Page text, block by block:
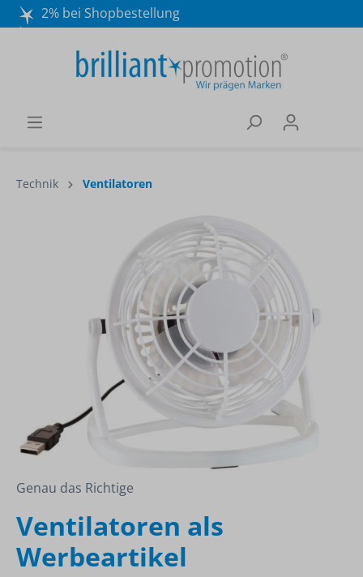
2% bei Shopbestellung
Wir beraten Sie gerne:
040 / 570 18 25 70
Technik Ventilatoren
Genau das Richtige
Ventilatoren als
Werbeartikel